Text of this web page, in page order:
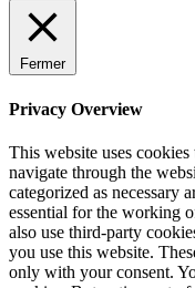
Fermer
Privacy Overview
This website uses
navigate through the
categorized as necessary
essential for the working
also use third-party
you use this website.
only with your consent.